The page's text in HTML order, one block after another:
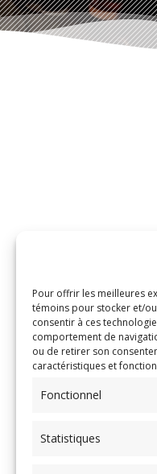
Pour offrir les meilleures
témoins pour stocker et/
consentir à ces
comportement de
ou de retirer son
caractéristiques et
Fonctionnel
Statistiques